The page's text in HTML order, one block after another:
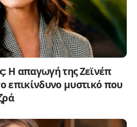
Η απαγωγή της Ζεϊνέπ
επικίνδυνο μυστικό που